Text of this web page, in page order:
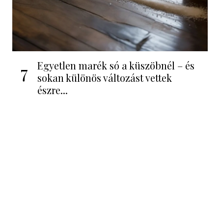
7
Egyetlen marék só a küszöbnél – és
sokan különös változást vettek
észre...